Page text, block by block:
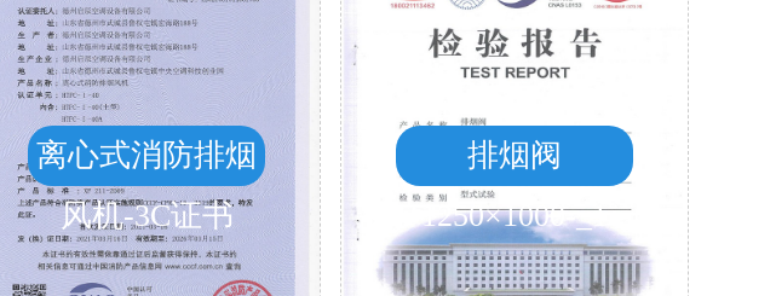
离心式消防排烟
风机-3C证书
排烟阀
1250×1000-_1